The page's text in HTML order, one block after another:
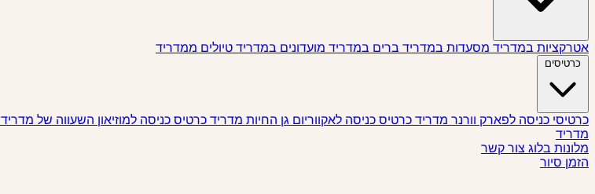
אטרקציות במדריד מסעדות במדריד ברים במדריד מועדונים במדריד טיולים ממדריד
כרטיסים
כרטיסי כניסה לפארק וורנר מדריד כרטיס כניסה לאקווריום גן החיות מדריד כרטיס כניסה למוזיאון השעווה של מדריד
מדריד
מלונות בלוג צור קשר
הזמן סיור